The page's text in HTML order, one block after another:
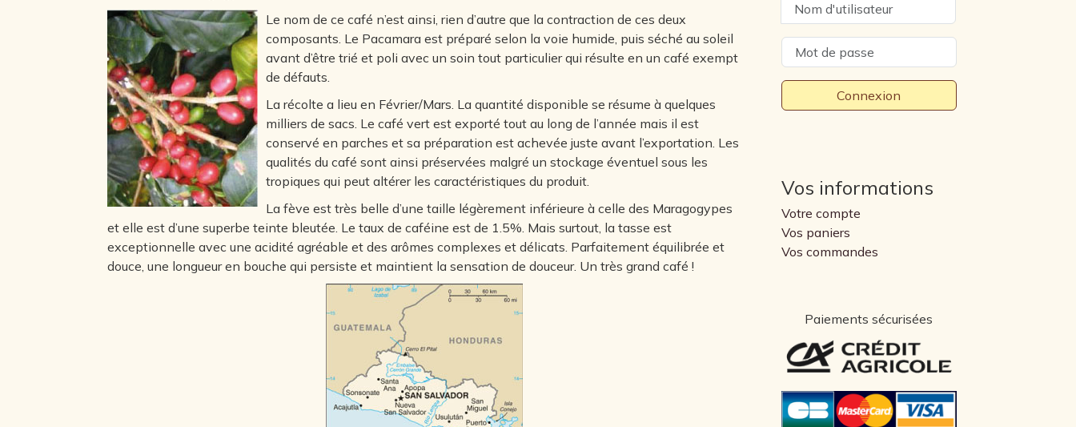
Le nom de ce café n’est ainsi, rien d’autre que la contraction de ces deux
composants. Le Pacamara est préparé selon la voie humide, puis séché au soleil
avant d’être trié et poli avec un soin tout particulier qui résulte en un café exempt
de défauts.
La récolte a lieu en Février/Mars. La quantité disponible se résume à quelques
milliers de sacs. Le café vert est exporté tout au long de l’année mais il est
conservé en parches et sa préparation est achevée juste avant l’exportation. Les
qualités du café sont ainsi préservées malgré un stockage éventuel sous les
tropiques qui peut altérer les caractéristiques du produit.
La fève est très belle d’une taille légèrement inférieure à celle des Maragogypes
et elle est d’une superbe teinte bleutée. Le taux de caféine est de 1.5%. Mais surtout, la tasse est
exceptionnelle avec une acidité agréable et des arômes complexes et délicats. Parfaitement équilibrée et
douce, une longueur en bouche qui persiste et maintient la sensation de douceur. Un très grand café !
Connexion
Vos informations
Votre compte
Vos paniers
Vos commandes
Paiements sécurisées